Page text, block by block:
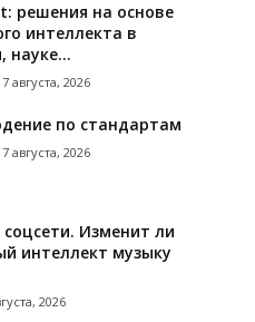
решения на основе
интеллекта в
науке...
7 августа, 2026
по стандартам
7 августа, 2026
Изменит ли
интеллект музыку
2026